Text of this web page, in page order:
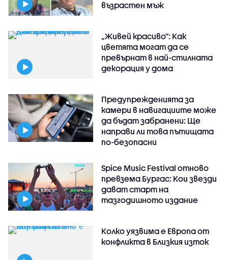
възрастен мъж
„Живей красиво”: Как
цветята могат да се
превърнат в най-стилната
декорация у дома
Предупрежденията за
камери в навигациите може
да бъдат забранени: Ще
направи ли това пътищата
по-безопасни
Spice Music Festival отново
превзема Бургас: Кои звезди
дават старт на
тазгодишното издание
Колко уязвима е Европа от
конфликта в Близкия изток